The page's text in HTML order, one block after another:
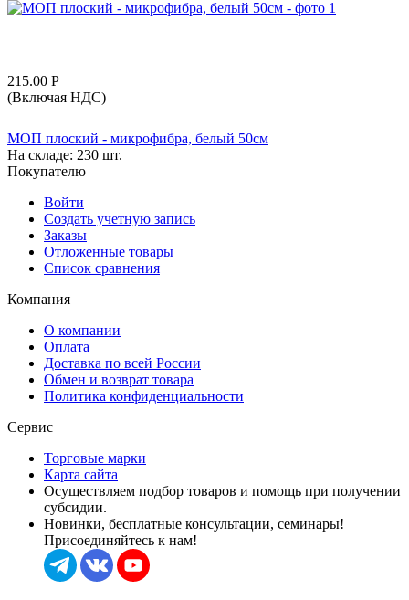
215.00 Р
(Включая НДС)
МОП плоский - микрофибра, белый 50см
На складе: 230 шт.
Покупателю
Войти
Создать учетную запись
Заказы
Отложенные товары
Список сравнения
Компания
О компании
Оплата
Доставка по всей России
Обмен и возврат товара
Политика конфиденциальности
Сервис
Торговые марки
Карта сайта
Осуществляем подбор товаров и помощь при получении
субсидии.
Новинки, бесплатные консультации, семинары!
Присоединяйтесь к нам!